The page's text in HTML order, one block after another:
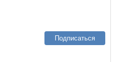
Подписаться